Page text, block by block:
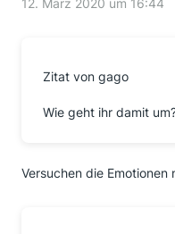
12. März 2020 um 16:44
Zitat von gago
Wie geht ihr damit
Versuchen die